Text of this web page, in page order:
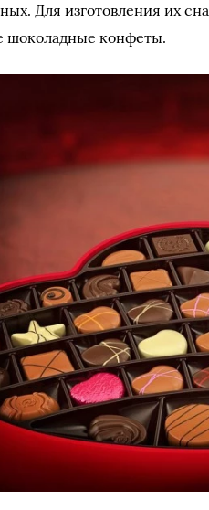
Для изготовления их
шоколадные конфеты.